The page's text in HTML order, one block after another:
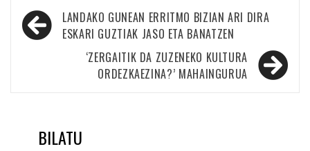
Bidalketetan
zehar
LANDAKO GUNEAN ERRITMO BIZIAN ARI DIRA
ESKARI GUZTIAK JASO ETA BANATZEN
‘ZERGAITIK DA ZUZENEKO KULTURA
ORDEZKAEZINA?’ MAHAINGURUA
BILATU